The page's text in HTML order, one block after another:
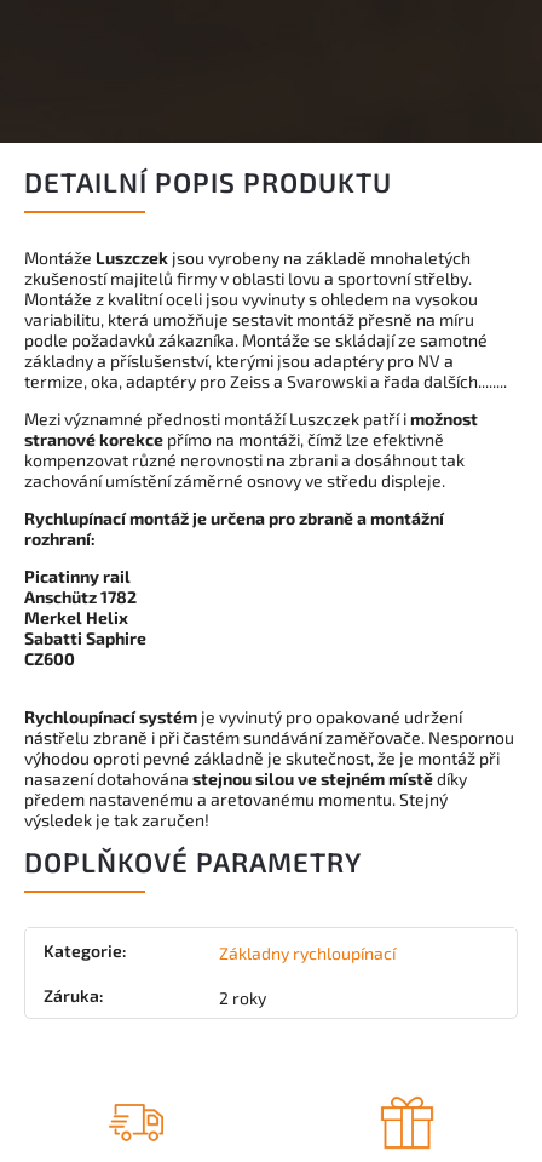
DETAILNÍ POPIS PRODUKTU
Montáže Luszczek jsou vyrobeny na základě mnohaletých
zkušeností majitelů firmy v oblasti lovu a sportovní střelby.
Montáže z kvalitní oceli jsou vyvinuty s ohledem na vysokou
variabilitu, která umožňuje sestavit montáž přesně na míru
podle požadavků zákazníka. Montáže se skládají ze samotné
základny a příslušenství, kterými jsou adaptéry pro NV a
termize, oka, adaptéry pro Zeiss a Svarowski a řada dalších........
Mezi významné přednosti montáží Luszczek patří imožnost
stranové korekce přímo na montáži, čímž lze efektivně
kompenzovat různé nerovnosti na zbrani a dosáhnout tak
zachování umístění záměrné osnovy ve středu displeje.
Rychlupínací montáž je určena pro zbraně a montážní
rozhraní:
Picatinny rail
Anschütz 1782
Merkel Helix
Sabatti Saphire
CZ600
Rychloupínací systém je vyvinutý pro opakované udržení
nástřelu zbraně i při častém sundávání zaměřovače. Nespornou
výhodou oproti pevné základně je skutečnost, že je montáž při
nasazení dotahována stejnou silou ve stejném místědíky
předem nastavenému a aretovanému momentu. Stejný
výsledek je tak zaručen!
DOPLŇKOVÉ PARAMETRY
Kategorie: Základny rychloupínací
Záruka: 2 roky